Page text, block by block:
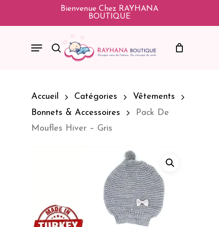
Bienvenue Chez RAYHANA
BOUTIQUE
Search
Menu
Accueil Catégories
Vêtements
Bonnets & Accessoires
Pack De
Moufles Hiver – Gris